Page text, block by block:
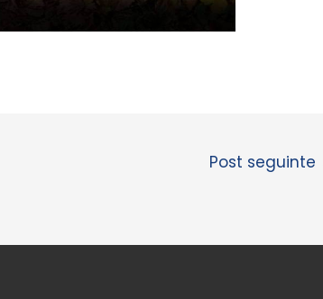
Post seguinte